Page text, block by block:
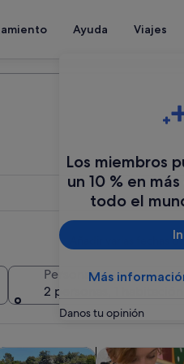
Ayuda Viajes
Los miembros
un 10 % en
todo el
Más
Danos tu opinión
Añadir varias fechas
Personas
2 personas, 1 habitación
en una pestaña nueva
vida nocturnaSe abre en una
y al aire libreSe abre
Clases y